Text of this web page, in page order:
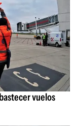
vuelos